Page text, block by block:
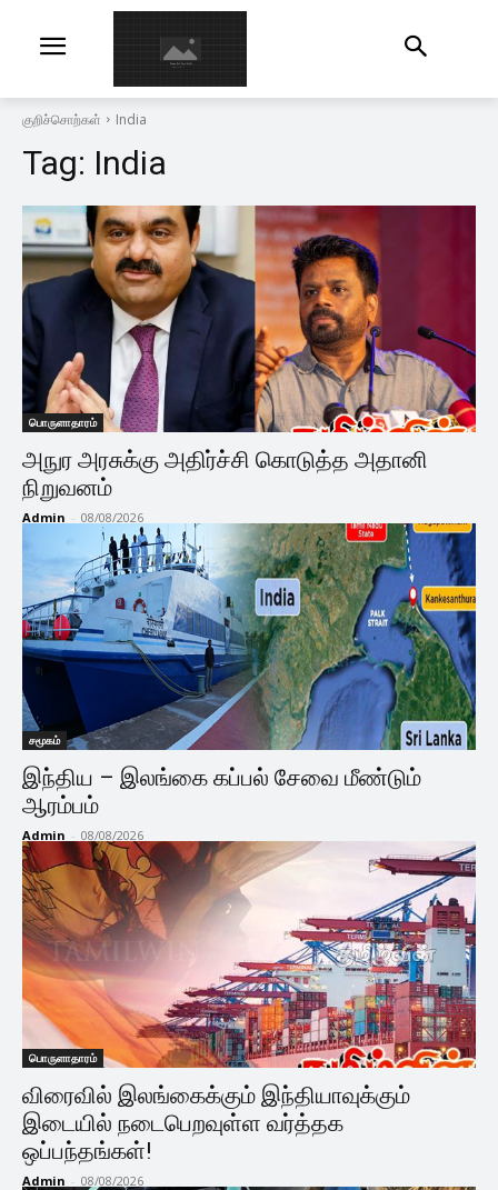
குறிச்சொற்கள் India
Tag: India
பொருளாதாரம்
அநுர அரசுக்கு அதிர்ச்சி கொடுத்த அதானி
நிறுவனம்
Admin - 08/08/2026
சமூகம்
இந்திய – இலங்கை கப்பல் சேவை மீண்டும்
ஆரம்பம்
Admin - 08/08/2026
பொருளாதாரம்
விரைவில் இலங்கைக்கும் இந்தியாவுக்கும்
இடையில் நடைபெறவுள்ள வர்த்தக
ஒப்பந்தங்கள்!
Admin - 08/08/2026